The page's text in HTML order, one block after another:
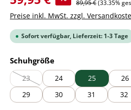
Regulärer Preis:
89,95 €(33.35%
Preise inkl. MwSt. zzgl.
Sofort verfügbar, Lieferzeit: 1-3 Tage
Schuhgrößeauswählen
23
(Diese Option ist zurzeit nicht
24 25 26
29
30 31 32